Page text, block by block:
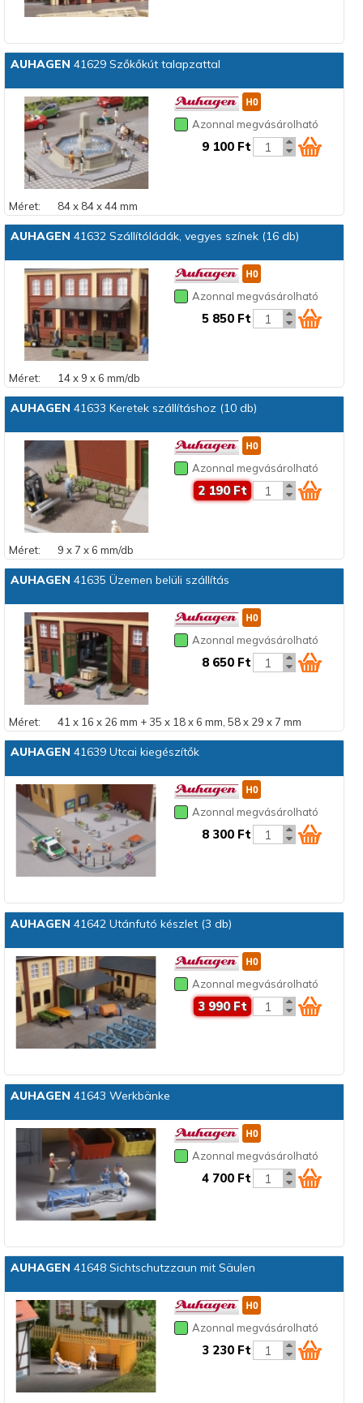
AUHAGEN 41629 Szőkőkút talapzattal
Azonnal megvásárolható
9 100 Ft
Méret: 84 x 84 x 44 mm
AUHAGEN 41632 Szállítóládák, vegyes színek (16 db)
Azonnal megvásárolható
5 850 Ft
Méret: 14 x 9 x 6 mm/db
AUHAGEN 41633 Keretek szállításhoz (10 db)
Azonnal megvásárolható
2 190 Ft
Méret: 9 x 7 x 6 mm/db
AUHAGEN 41635 Üzemen belüli szállítás
Azonnal megvásárolható
8 650 Ft
Méret: 41 x 16 x 26 mm + 35 x 18 x 6 mm, 58 x 29 x 7 mm
AUHAGEN 41639 Utcai kiegészítők
Azonnal megvásárolható
8 300 Ft
AUHAGEN 41642 Utánfutó készlet (3 db)
Azonnal megvásárolható
3 990 Ft
AUHAGEN 41643 Werkbänke
Azonnal megvásárolható
4 700 Ft
AUHAGEN 41648 Sichtschutzzaun mit Säulen
Azonnal megvásárolható
3 230 Ft